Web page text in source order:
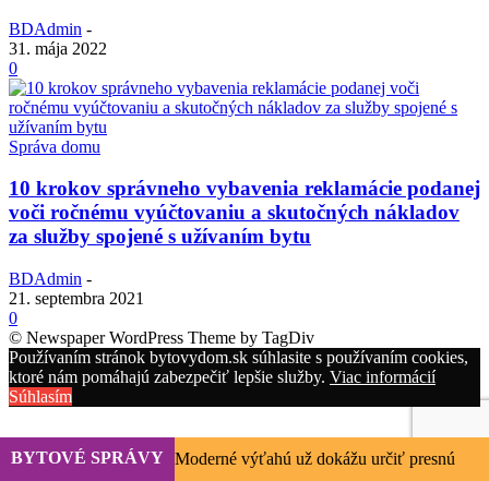
BDAdmin -
31. mája 2022
0
Správa domu
10 krokov správneho vybavenia reklamácie podanej
voči ročnému vyúčtovaniu a skutočných nákladov
za služby spojené s užívaním bytu
BDAdmin -
21. septembra 2021
0
© Newspaper WordPress Theme by TagDiv
BYTOVÉ SPRÁVY Moderné výťahú už dokážu určiť presnú
Používaním stránok bytovydom.sk súhlasite s používaním cookies,
ktoré nám pomáhajú zabezpečiť lepšie služby. Viac informácií
Súhlasím